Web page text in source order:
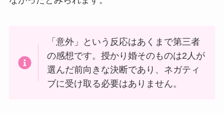
「意外」という反応はあくまで第三者
の感想です。授かり婚そのものは2人が
選んだ前向きな決断であり、ネガティ
ブに受け取る必要はありません。